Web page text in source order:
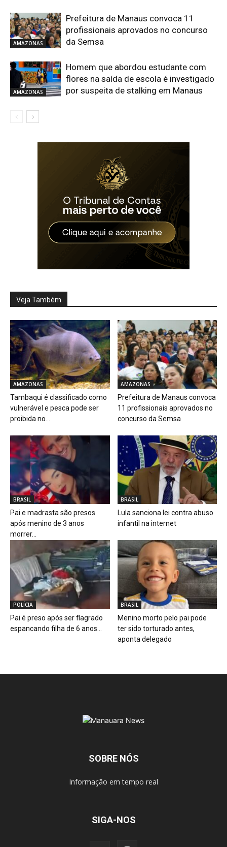
AMAZONAS
Prefeitura de Manaus convoca 11
profissionais aprovados no concurso
da Semsa
AMAZONAS
Homem que abordou estudante com
flores na saída de escola é investigado
por suspeita de stalking em Manaus
Veja Também
AMAZONAS
Tambaqui é classificado como
vulnerável e pesca pode ser
proibida no...
AMAZONAS
Prefeitura de Manaus convoca
11 profissionais aprovados no
concurso da Semsa
BRASIL
Pai e madrasta são presos
após menino de 3 anos
morrer...
BRASIL
Lula sanciona lei contra abuso
infantil na internet
POLÍCIA
Pai é preso após ser flagrado
espancando filha de 6 anos...
BRASIL
Menino morto pelo pai pode
ter sido torturado antes,
aponta delegado
SOBRE NÓS
Informação em tempo real
SIGA-NOS